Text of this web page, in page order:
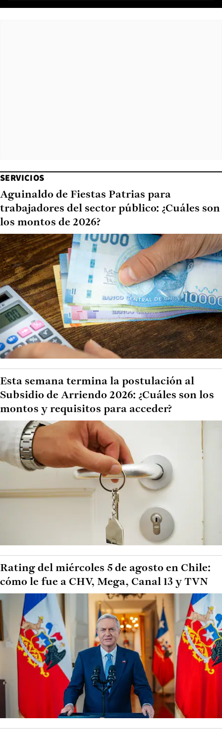
SERVICIOS
Aguinaldo de Fiestas Patrias para
trabajadores del sector público: ¿Cuáles son
los montos de 2026?
Esta semana termina la postulación al
Subsidio de Arriendo 2026: ¿Cuáles son los
montos y requisitos para acceder?
Rating del miércoles 5 de agosto en Chile:
cómo le fue a CHV, Mega, Canal 13 y TVN